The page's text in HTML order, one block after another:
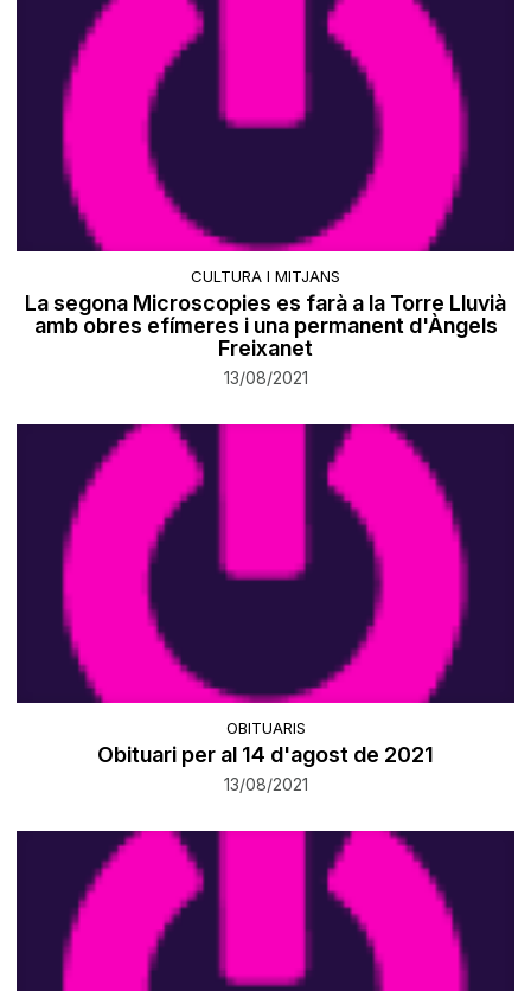
CULTURA I MITJANS
La segona Microscopies es farà a la Torre Lluvià
amb obres efímeres i una permanent d'Àngels
Freixanet
13/08/2021
OBITUARIS
Obituari per al 14 d'agost de 2021
13/08/2021